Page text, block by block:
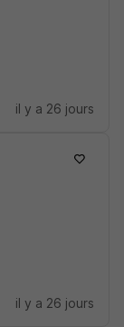
il y a 26 jours
il y a 26 jours